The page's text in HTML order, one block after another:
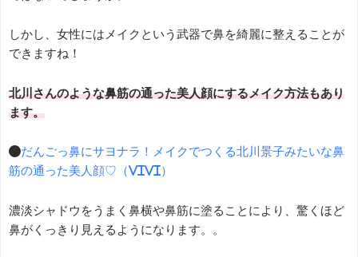
しかし、女性にはメイクという武器で鼻を綺麗に整えることが
できますね！
北川さんのような鼻筋の通った美人顔にするメイク方法もあり
ます。
●だんごっ鼻にサヨナラ！メイクでつくる北川景子みたいな鼻
筋の通った美人顔♡（ViVi）
濃淡シャドウをうまく鼻横や鼻筋に塗ることにより、驚くほど
鼻がくっきり見えるようになります。。